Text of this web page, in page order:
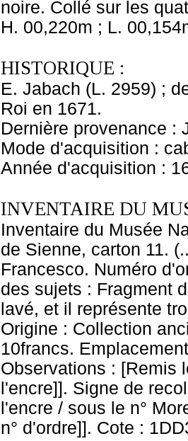
noire. Collé sur les
H. 00,220m ; L.
HISTORIQUE :
E. Jabach (L. 2959) ;
Roi en 1671.
Dernière provenance :
Mode d'acquisition :
Année d'acquisition :
INVENTAIRE DU
Inventaire du Musée
de Sienne, carton 11.
Francesco. Numéro
des sujets : Fragment
lavé, et il représente
Origine : Collection
10francs.
Observations : [Remis
l'encre]]. Signe de
l'encre / sous le n°
n° d'ordre]]. Cote :